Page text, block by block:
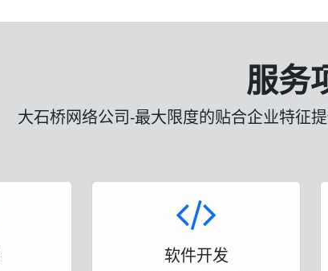
服务
大石桥网络公司-最大限度的贴合企业特征
软件开发